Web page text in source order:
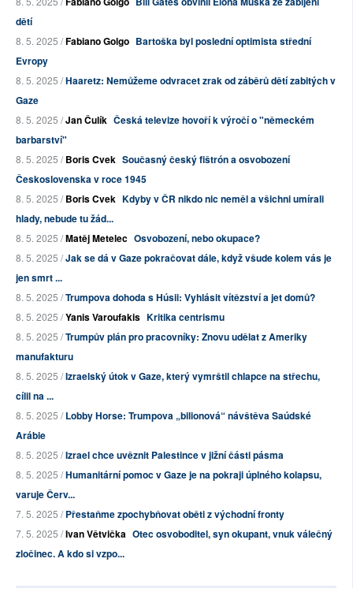
dětí
8. 5. 2025 /Fabiano Golgo Bartoška byl poslední optimista střední
Evropy
8. 5. 2025 /Haaretz: Nemůžeme odvracet zrak od záběrů dětí zabitých v
Gaze
8. 5. 2025 /Jan Čulík Česká televize hovoří k výročí o "německém
barbarství"
8. 5. 2025 /Boris Cvek Současný český fištrón a osvobození
Československa v roce 1945
8. 5. 2025 /Boris Cvek Kdyby v ČR nikdo nic neměl a všichni umírali
hlady, nebude tu žád...
8. 5. 2025 /Matěj Metelec Osvobození, nebo okupace?
8. 5. 2025 /Jak se dá v Gaze pokračovat dále, když všude kolem vás je
jen smrt ...
8. 5. 2025 /Trumpova dohoda s Húsii: Vyhlásit vítězství a jet domů?
8. 5. 2025 /Yanis Varoufakis Kritika centrismu
8. 5. 2025 /Trumpův plán pro pracovníky: Znovu udělat z Ameriky
manufakturu
8. 5. 2025 /Izraelský útok v Gaze, který vymrštil chlapce na střechu,
cílil na ...
8. 5. 2025 /Lobby Horse: Trumpova „bilionová“ návštěva Saúdské
Arábie
8. 5. 2025 /Izrael chce uvěznit Palestince v jižní části pásma
8. 5. 2025 /Humanitární pomoc v Gaze je na pokraji úplného kolapsu,
varuje Červ...
7. 5. 2025 /Přestaňme zpochybňovat oběti z východní fronty
7. 5. 2025 /Ivan Větvička Otec osvoboditel, syn okupant, vnuk válečný
zločinec. A kdo si vzpo...